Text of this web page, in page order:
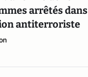
arrêtés dans
antiterroriste